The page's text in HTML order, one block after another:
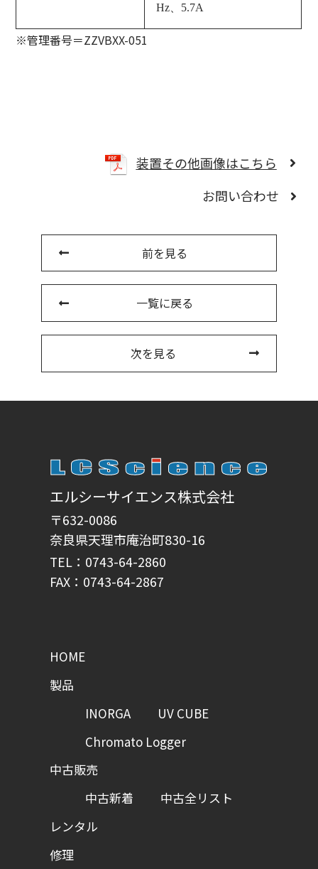
Hz、 5.7A
※管理番号＝ZZVBXX-051
装置その他画像はこちら
お問い合わせ
前を見る
一覧に戻る
次を見る
エルシーサイエンス株式会社
〒632-0086
奈良県天理市庵治町830-16
TEL：0743-64-2860
FAX：0743-64-2867
HOME
製品
INORGA
UV CUBE
Chromato Logger
中古販売
中古新着
中古全リスト
レンタル
修理